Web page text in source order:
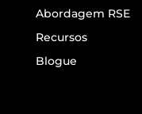
Abordagem RSE
Recursos
Blogue